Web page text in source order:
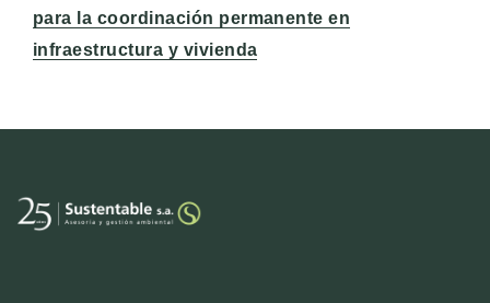
siguiente:
para la coordinación permanente en
infraestructura y vivienda